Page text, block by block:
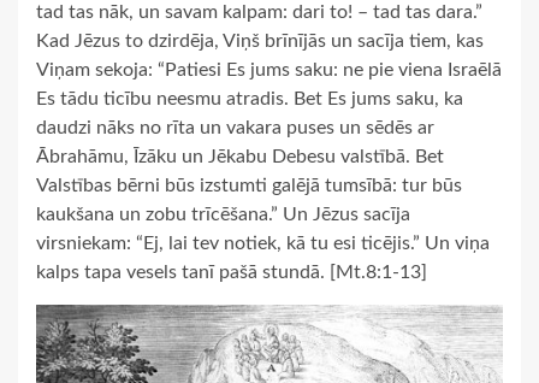
tad tas nāk, un savam kalpam: dari to! – tad tas dara.”
Kad Jēzus to dzirdēja, Viņš brīnījās un sacīja tiem, kas
Viņam sekoja: “Patiesi Es jums saku: ne pie viena Israēlā
Es tādu ticību neesmu atradis. Bet Es jums saku, ka
daudzi nāks no rīta un vakara puses un sēdēs ar
Ābrahāmu, Īzāku un Jēkabu Debesu valstībā. Bet
Valstības bērni būs izstumti galējā tumsībā: tur būs
kaukšana un zobu trīcēšana.” Un Jēzus sacīja
virsniekam: “Ej, lai tev notiek, kā tu esi ticējis.” Un viņa
kalps tapa vesels tanī pašā stundā. [Mt.8:1-13]